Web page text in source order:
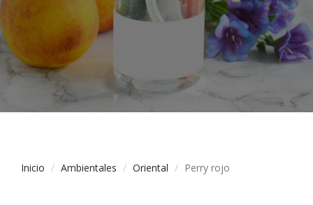
Inicio Ambientales Oriental Perry rojo